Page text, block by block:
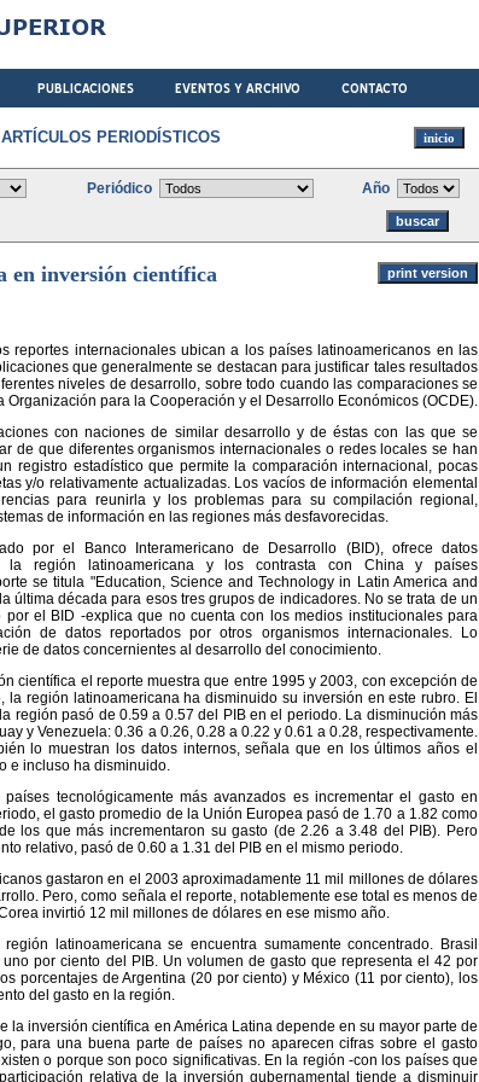
PERIODÍSTICOS
Periódico
Año
en inversión científica
reportes internacionales ubican a los países latinoamericanos en las
que generalmente se destacan para justificar tales resultados
niveles de desarrollo, sobre todo cuando las comparaciones se
Organización para la Cooperación y el Desarrollo Económicos (OCDE).
con naciones de similar desarrollo y de éstas con las que se
de que diferentes organismos internacionales o redes locales se han
registro estadístico que permite la comparación internacional, pocas
y/o relativamente actualizadas. Los vacíos de información elemental
para reunirla y los problemas para su compilación regional,
de información en las regiones más desfavorecidas.
por el Banco Interamericano de Desarrollo (BID), ofrece datos
la región latinoamericana y los contrasta con China y países
se titula "Education, Science and Technology in Latin America and
última década para esos tres grupos de indicadores. No se trata de un
por el BID -explica que no cuenta con los medios institucionales para
de datos reportados por otros organismos internacionales. Lo
de datos concernientes al desarrollo del conocimiento.
científica el reporte muestra que entre 1995 y 2003, con excepción de
la región latinoamericana ha disminuido su inversión en este rubro. El
región pasó de 0.59 a 0.57 del PIB en el periodo. La disminución más
y Venezuela: 0.36 a 0.26, 0.28 a 0.22 y 0.61 a 0.28, respectivamente.
lo muestran los datos internos, señala que en los últimos años el
e incluso ha disminuido.
tecnológicamente más avanzados es incrementar el gasto en
el gasto promedio de la Unión Europea pasó de 1.70 a 1.82 como
los que más incrementaron su gasto (de 2.26 a 3.48 del PIB). Pero
relativo, pasó de 0.60 a 1.31 del PIB en el mismo periodo.
gastaron en el 2003 aproximadamente 11 mil millones de dólares
Pero, como señala el reporte, notablemente ese total es menos de
invirtió 12 mil millones de dólares en ese mismo año.
latinoamericana se encuentra sumamente concentrado. Brasil
por ciento del PIB. Un volumen de gasto que representa el 42 por
porcentajes de Argentina (20 por ciento) y México (11 por ciento), los
del gasto en la región.
la inversión científica en América Latina depende en su mayor parte de
para una buena parte de países no aparecen cifras sobre el gasto
o porque son poco significativas. En la región -con los países que
relativa de la inversión gubernamental tiende a disminuir